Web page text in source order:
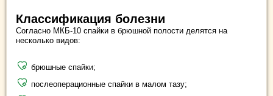
Классификация болезни
Согласно МКБ-10 спайки в брюшной полости делятся на
несколько видов:
брюшные спайки;
послеоперационные спайки в малом тазу;